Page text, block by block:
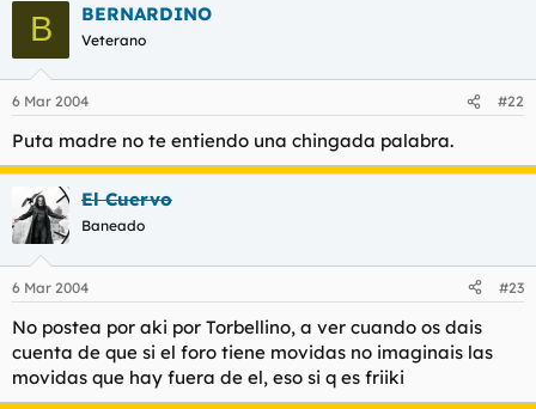
B BERNARDINO
Veterano
6 Mar 2004 #22
Puta madre no te entiendo una chingada palabra.
El Cuervo
Baneado
6 Mar 2004 #23
No postea por aki por Torbellino, a ver cuando os dais
cuenta de que si el foro tiene movidas no imaginais las
movidas que hay fuera de el, eso si q es friiki